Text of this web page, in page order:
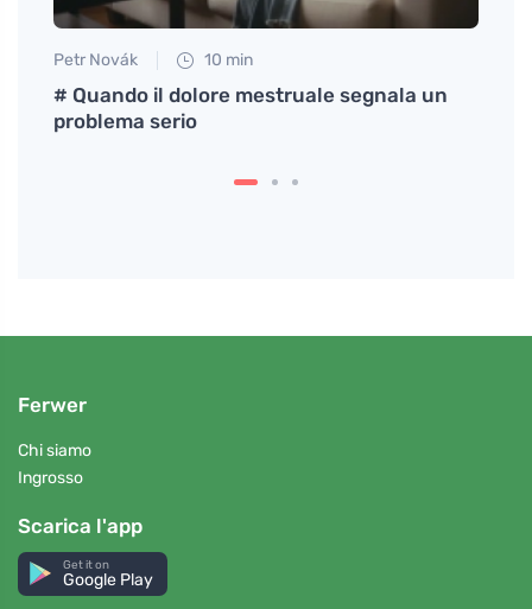
Petr Novák 10 min
# Quando il dolore mestruale segnala un
problema serio
Ferwer
Chi siamo
Ingrosso
Scarica l'app
Get it on
Google Play